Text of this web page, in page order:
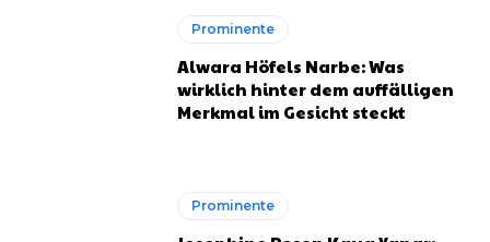
Prominente
Alwara Höfels Narbe: Was
wirklich hinter dem auffälligen
Merkmal im Gesicht steckt
Prominente